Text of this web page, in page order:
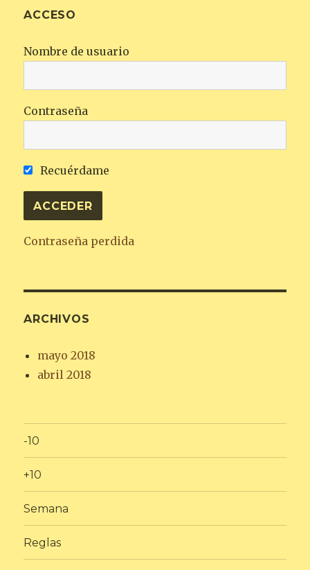
ACCESO
Nombre de usuario
Contraseña
Recuérdame
Contraseña perdida
ARCHIVOS
mayo 2018
abril 2018
-10
+10
Semana
Reglas